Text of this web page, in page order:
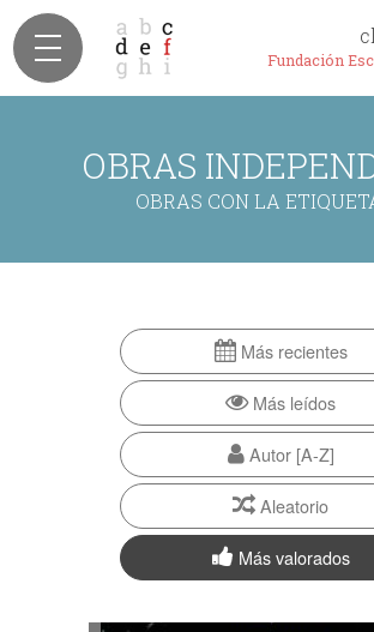
Fundación
OBRAS
OBRAS CON LA
Más recientes
Más leídos
Autor [A-Z]
Aleatorio
Más valorados